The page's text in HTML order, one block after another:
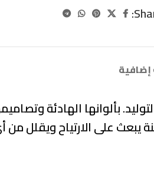
بألوانها الهادئة
على الارتياح ويقلل من أي